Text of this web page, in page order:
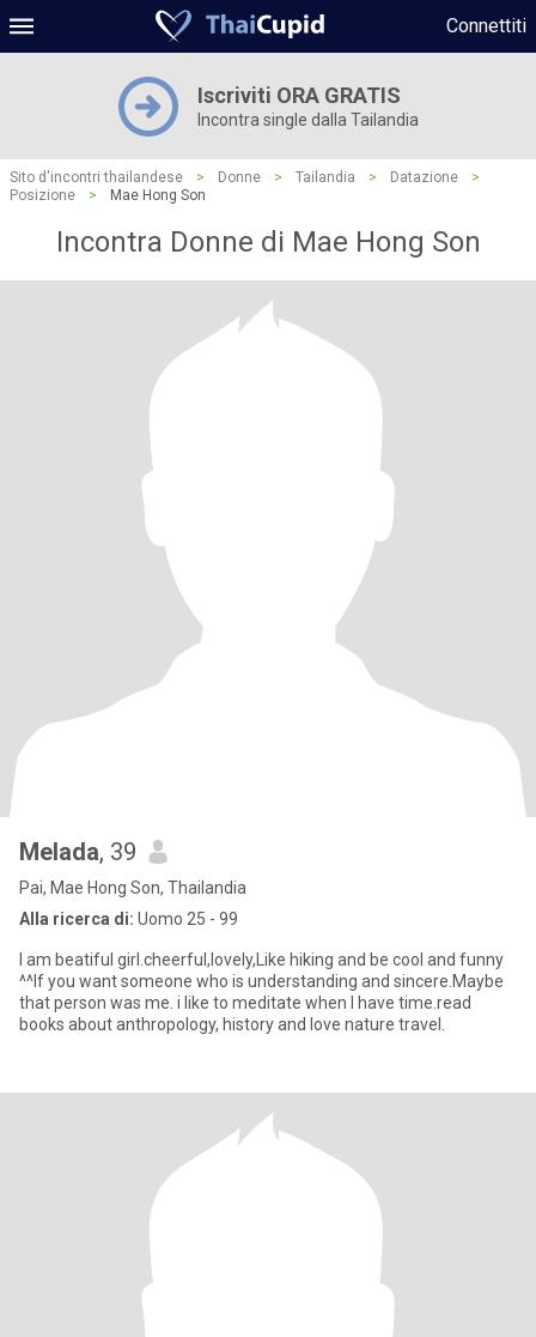
Connettiti
Iscriviti ORA GRATIS
Incontra single dalla Tailandia
Sito d'incontri thailandese > Donne > Tailandia > Datazione
>
Posizione
> Mae Hong Son
Incontra Donne di Mae Hong Son
Melada, 39
Pai, Mae Hong Son, Thailandia
Alla ricerca di: Uomo 25 - 99
I am beatiful girl.cheerful,lovely,Like hiking and be cool and funny
^^If you want someone who is understanding and sincere.Maybe
that person was me. i like to meditate when I have time.read
books about anthropology, history and love nature travel.